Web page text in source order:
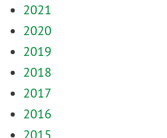
2021
2020
2019
2018
2017
2016
2015